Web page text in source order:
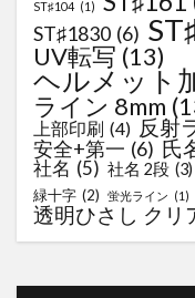
ST♯104 (1)
ST♯1830 (6)
UV転写 (13)
ヘルメット
ライン 8mm
上部印刷 (4) 反射
安全+第一 (6) 氏
社名 (5) 社名 2段 (3)
緑十字 (2) 蛍光ライン (1)
透明ひさし クリ